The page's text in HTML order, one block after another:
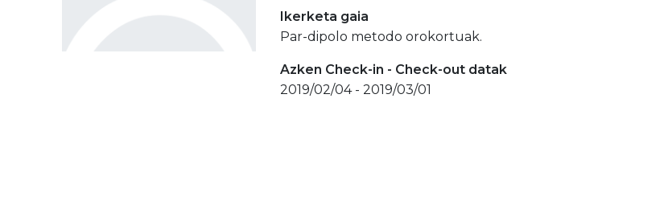
Ikerketa gaia
Par-dipolo metodo orokortuak.
Azken Check-in - Check-out datak
2019/02/04 - 2019/03/01